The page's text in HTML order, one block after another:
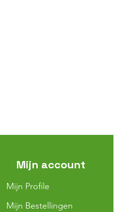
Mijn account
Mijn Profile
Mijn Bestellingen